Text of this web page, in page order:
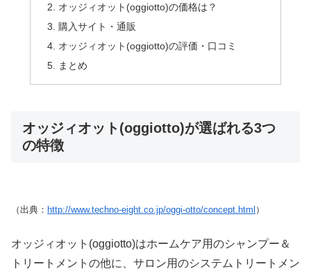
オッジィオット(oggiotto)の価格は？
購入サイト・通販
オッジィオット(oggiotto)の評価・口コミ
まとめ
オッジィオット(oggiotto)が選ばれる3つ
の特徴
（出典： http://www.techno-eight.co.jp/oggi-otto/concept.html ）
オッジィオット(oggiotto)はホームケア用のシャンプー＆
トリートメントの他に、サロン用のシステムトリートメン